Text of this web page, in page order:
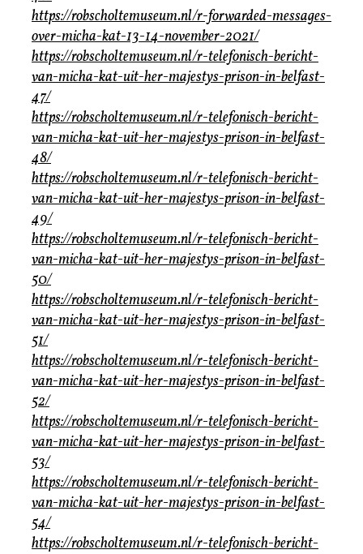
https://robscholtemuseum.nl/r-forwarded-messages-
over-micha-kat-13-14-november-2021/
https://robscholtemuseum.nl/r-telefonisch-bericht-
van-micha-kat-uit-her-majestys-prison-in-belfast-
47/
https://robscholtemuseum.nl/r-telefonisch-bericht-
van-micha-kat-uit-her-majestys-prison-in-belfast-
48/
https://robscholtemuseum.nl/r-telefonisch-bericht-
van-micha-kat-uit-her-majestys-prison-in-belfast-
49/
https://robscholtemuseum.nl/r-telefonisch-bericht-
van-micha-kat-uit-her-majestys-prison-in-belfast-
50/
https://robscholtemuseum.nl/r-telefonisch-bericht-
van-micha-kat-uit-her-majestys-prison-in-belfast-
51/
https://robscholtemuseum.nl/r-telefonisch-bericht-
van-micha-kat-uit-her-majestys-prison-in-belfast-
52/
https://robscholtemuseum.nl/r-telefonisch-bericht-
van-micha-kat-uit-her-majestys-prison-in-belfast-
53/
https://robscholtemuseum.nl/r-telefonisch-bericht-
van-micha-kat-uit-her-majestys-prison-in-belfast-
54/
https://robscholtemuseum.nl/r-telefonisch-bericht-